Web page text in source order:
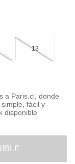
13
a Paris.cl, donde
fácil y
disponible